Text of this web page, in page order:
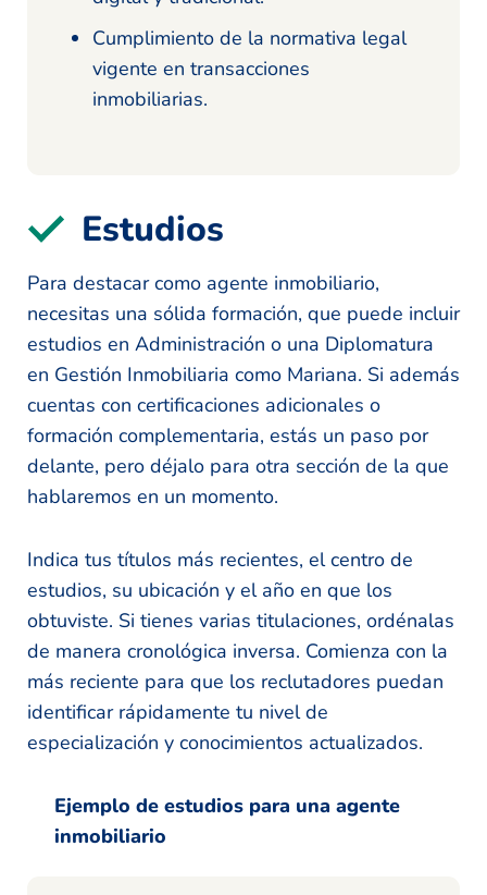
Cumplimiento de la normativa legal
vigente en transacciones
inmobiliarias.
Estudios
Para destacar como agente inmobiliario,
necesitas una sólida formación, que puede incluir
estudios en Administración o una Diplomatura
en Gestión Inmobiliaria como Mariana. Si además
cuentas con certificaciones adicionales o
formación complementaria, estás un paso por
delante, pero déjalo para otra sección de la que
hablaremos en un momento.
Indica tus títulos más recientes, el centro de
estudios, su ubicación y el año en que los
obtuviste. Si tienes varias titulaciones, ordénalas
de manera cronológica inversa. Comienza con la
más reciente para que los reclutadores puedan
identificar rápidamente tu nivel de
especialización y conocimientos actualizados.
Ejemplo de estudios para una agente
inmobiliario